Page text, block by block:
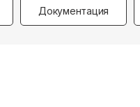
Документация